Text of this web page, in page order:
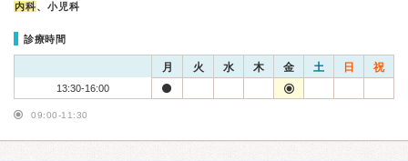
内科、小児科
診療時間
月 火 水 木 金 土 日 祝
13:30-16:00
09:00-11:30